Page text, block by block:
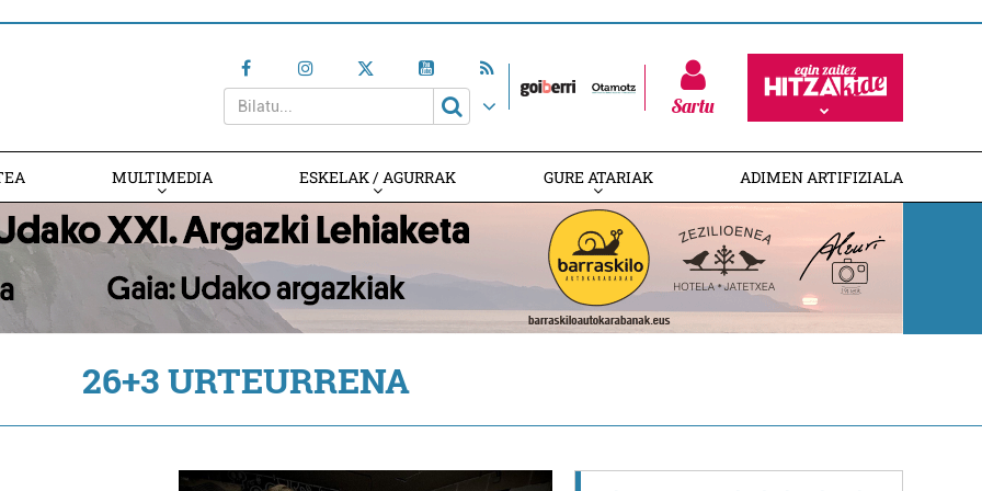
Sartu
MULTIMEDIA ESKELAK / AGURRAK GURE ATARIAK ADIMEN ARTIFIZIALA
26+3 URTEURRENA